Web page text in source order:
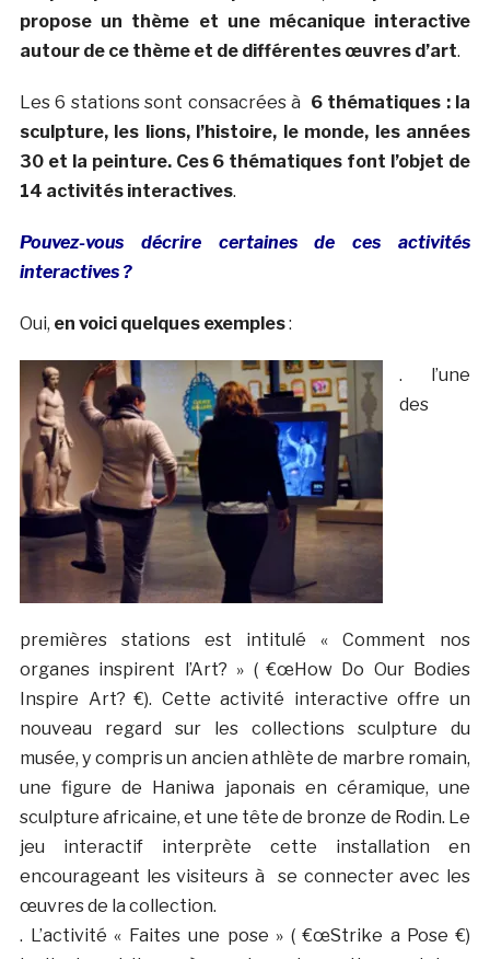
propose un thème et une mécanique interactive
autour de ce thème et de différentes œuvres d’art.
Les 6 stations sont consacrées à 6 thématiques : la
sculpture, les lions, l’histoire, le monde, les années
30 et la peinture. Ces 6 thématiques font l’objet de
14 activités interactives.
Pouvez-vous décrire certaines de ces activités
interactives ?
Oui, en voici quelques exemples:
. l’une
des
premières stations est intitulé « Comment nos
organes inspirent l’Art? » ( €œHow Do Our Bodies
Inspire Art? €). Cette activité interactive offre un
nouveau regard sur les collections sculpture du
musée, y compris un ancien athlète de marbre romain,
une figure de Haniwa japonais en céramique, une
sculpture africaine, et une tête de bronze de Rodin. Le
jeu interactif interprète cette installation en
encourageant les visiteurs à se connecter avec les
œuvres de la collection.
. L’activité « Faites une pose » ( €œStrike a Pose €)